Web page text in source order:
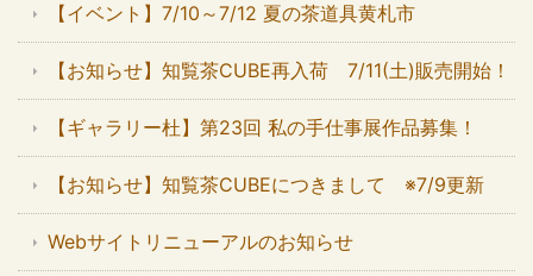
【イベント】7/10～7/12 夏の茶道具黄札市
【お知らせ】知覧茶CUBE再入荷 7/11(土)販売開始！
【ギャラリー杜】第23回 私の手仕事展作品募集！
【お知らせ】知覧茶CUBEにつきまして ※7/9更新
Webサイトリニューアルのお知らせ